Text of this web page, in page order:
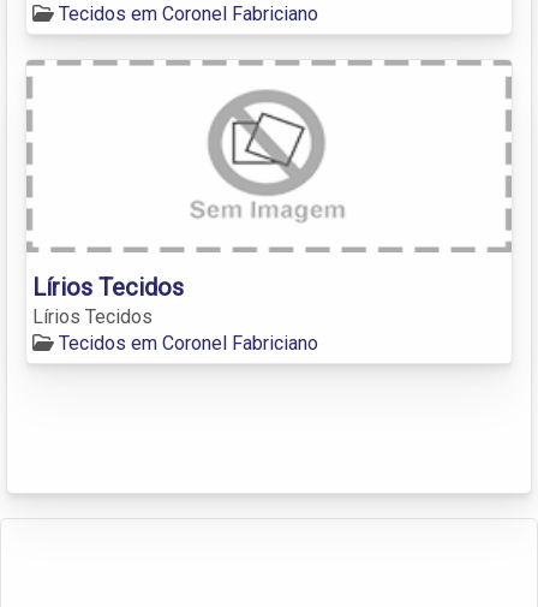
Tecidos em Coronel Fabriciano
Lírios Tecidos
Lírios Tecidos
Tecidos em Coronel Fabriciano